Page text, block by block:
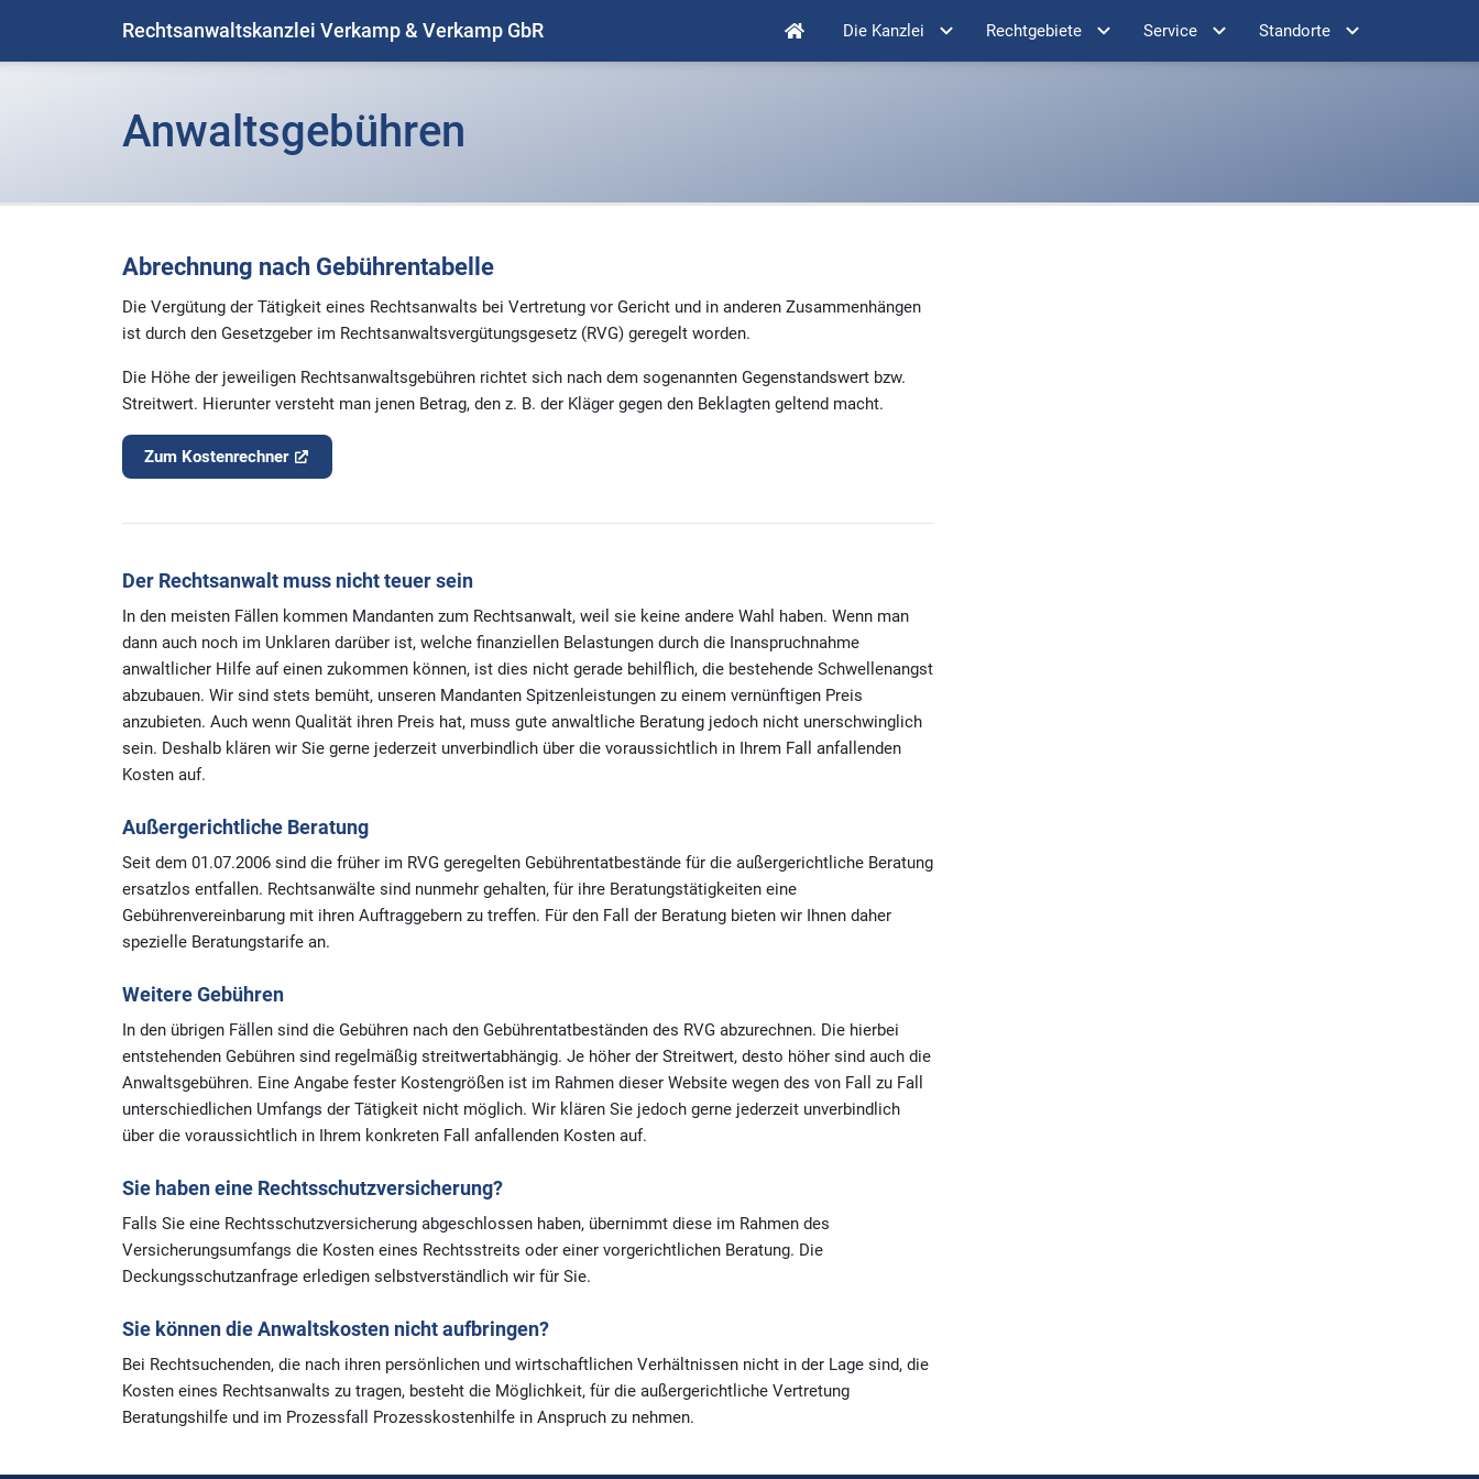
Rechtsanwaltskanzlei Verkamp & Verkamp GbR Die Kanzlei Rechtgebiete Service Standorte
Anwaltsgebühren
Abrechnung nach Gebührentabelle
Die Vergütung der Tätigkeit eines Rechtsanwalts bei Vertretung vor Gericht und in anderen Zusammenhängen
ist durch den Gesetzgeber im Rechtsanwaltsvergütungsgesetz (RVG) geregelt worden.
Die Höhe der jeweiligen Rechtsanwaltsgebühren richtet sich nach dem sogenannten Gegenstandswert bzw.
Streitwert. Hierunter versteht man jenen Betrag, den z. B. der Kläger gegen den Beklagten geltend macht.
Zum Kostenrechner
Der Rechtsanwalt muss nicht teuer sein
In den meisten Fällen kommen Mandanten zum Rechtsanwalt, weil sie keine andere Wahl haben. Wenn man
dann auch noch im Unklaren darüber ist, welche finanziellen Belastungen durch die Inanspruchnahme
anwaltlicher Hilfe auf einen zukommen können, ist dies nicht gerade behilflich, die bestehende Schwellenangst
abzubauen. Wir sind stets bemüht, unseren Mandanten Spitzenleistungen zu einem vernünftigen Preis
anzubieten. Auch wenn Qualität ihren Preis hat, muss gute anwaltliche Beratung jedoch nicht unerschwinglich
sein. Deshalb klären wir Sie gerne jederzeit unverbindlich über die voraussichtlich in Ihrem Fall anfallenden
Kosten auf.
Außergerichtliche Beratung
Seit dem 01.07.2006 sind die früher im RVG geregelten Gebührentatbestände für die außergerichtliche Beratung
ersatzlos entfallen. Rechtsanwälte sind nunmehr gehalten, für ihre Beratungstätigkeiten eine
Gebührenvereinbarung mit ihren Auftraggebern zu treffen. Für den Fall der Beratung bieten wir Ihnen daher
spezielle Beratungstarife an.
Weitere Gebühren
In den übrigen Fällen sind die Gebühren nach den Gebührentatbeständen des RVG abzurechnen. Die hierbei
entstehenden Gebühren sind regelmäßig streitwertabhängig. Je höher der Streitwert, desto höher sind auch die
Anwaltsgebühren. Eine Angabe fester Kostengrößen ist im Rahmen dieser Website wegen des von Fall zu Fall
unterschiedlichen Umfangs der Tätigkeit nicht möglich. Wir klären Sie jedoch gerne jederzeit unverbindlich
über die voraussichtlich in Ihrem konkreten Fall anfallenden Kosten auf.
Sie haben eine Rechtsschutzversicherung?
Falls Sie eine Rechtsschutzversicherung abgeschlossen haben, übernimmt diese im Rahmen des
Versicherungsumfangs die Kosten eines Rechtsstreits oder einer vorgerichtlichen Beratung. Die
Deckungsschutzanfrage erledigen selbstverständlich wir für Sie.
Sie können die Anwaltskosten nicht aufbringen?
Bei Rechtsuchenden, die nach ihren persönlichen und wirtschaftlichen Verhältnissen nicht in der Lage sind, die
Kosten eines Rechtsanwalts zu tragen, besteht die Möglichkeit, für die außergerichtliche Vertretung
Beratungshilfe und im Prozessfall Prozesskostenhilfe in Anspruch zu nehmen.